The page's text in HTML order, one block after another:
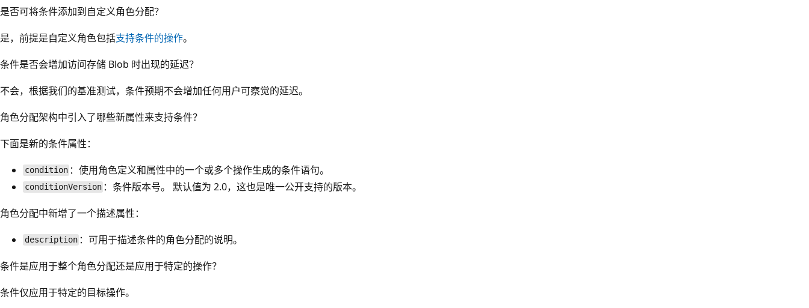
是否可将条件添加到自定义角色分配？
是，前提是自定义角色包括支持条件的操作。
条件是否会增加访问存储 Blob 时出现的延迟？
不会，根据我们的基准测试，条件预期不会增加任何用户可察觉的延迟。
角色分配架构中引入了哪些新属性来支持条件？
下面是新的条件属性：
condition ：使用角色定义和属性中的一个或多个操作生成的条件语句。
conditionVersion ：条件版本号。 默认值为 2.0，这也是唯一公开支持的版本。
角色分配中新增了一个描述属性：
description ：可用于描述条件的角色分配的说明。
条件是应用于整个角色分配还是应用于特定的操作？
条件仅应用于特定的目标操作。